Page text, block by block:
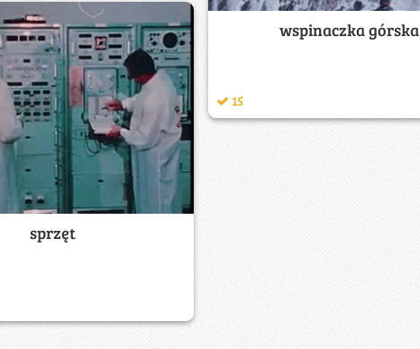
wspinaczka górska
15
sprzęt